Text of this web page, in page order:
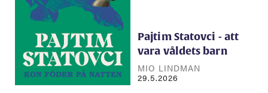
Pajtim Statovci - att
vara våldets barn
MIO LINDMAN
29.5.2026